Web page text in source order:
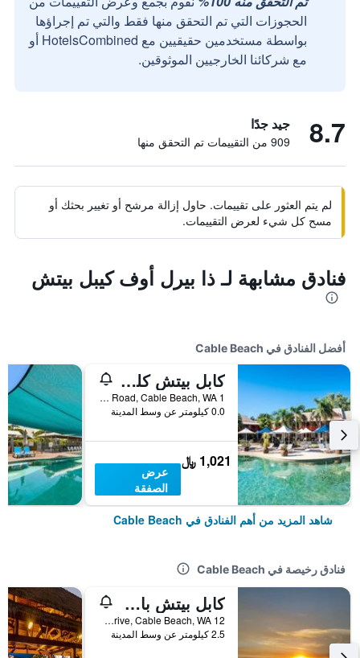
الحجوزات التي تم التحقق منها فقط والتي تم إجراؤها
بواسطة مستخدمين حقيقيين مع HotelsCombined أو
مع شركائنا الخارجيين الموثوقين.
8.7 جيد جدًا
909 من التقييمات تم التحقق منها
لم يتم العثور على تقييمات. حاول إزالة مرشح أو تغيير بحثك أو
مسح كل شيء لعرض التقييمات.
فنادق مشابهة لـ ذا بيرل أوف كيبل بيتش
أفضل الفنادق في Cable Beach
كابل بيتش كلوب ريزورت آند سبا
1 Cable Beach Road, Cable Beach, WA, أستراليا
0.0 كيلومتر عن وسط المدينة
1,021 ﷼
عرض
الصفقة
شاهد المزيد من أهم الفنادق في Cable Beach
فنادق رخيصة في Cable Beach
كابل بيتش باكباكرز - هوستل
12 Sanctuary Drive, Cable Beach, WA, أستراليا
2.5 كيلومتر عن وسط المدينة